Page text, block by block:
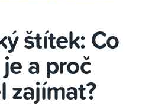
štítek: Co
a proč
zajímat?